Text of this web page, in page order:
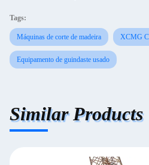
Tags:
Máquinas de corte de madeira XCMG
Equipamento de guindaste usado
Similar Products